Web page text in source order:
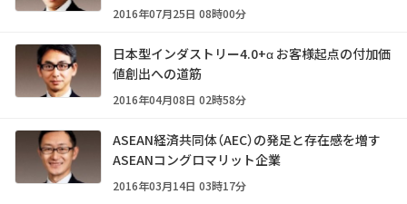
2016年07月25日 08時00分
日本型インダストリー4.0+α お客様起点の付加価
値創出への道筋
2016年04月08日 02時58分
ASEAN経済共同体（AEC）の発足と存在感を増す
ASEANコングロマリット企業
2016年03月14日 03時17分